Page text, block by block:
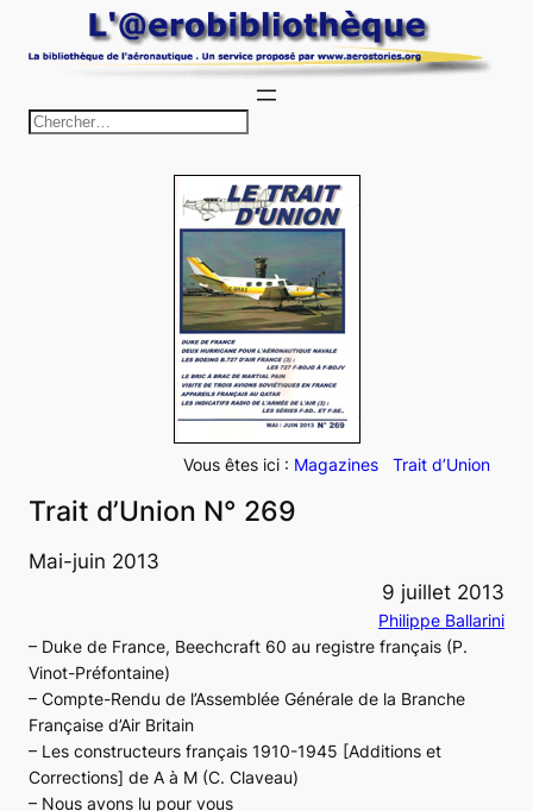
au
c
h
e
r
c
h
e
r
Vous êtes ici : Magazines Trait d’Union
Trait d’Union N° 269
Mai-juin 2013
9 juillet 2013
Philippe Ballarini
– Duke de France, Beechcraft 60 au registre français (P.
Vinot-Préfontaine)
– Compte-Rendu de l’Assemblée Générale de la Branche
Française d’Air Britain
– Les constructeurs français 1910-1945 [Additions et
Corrections] de A à M (C. Claveau)
– Nous avons lu pour vous